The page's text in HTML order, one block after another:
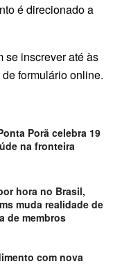
é direcionado a
se inscrever até às
formulário online.
Porã celebra 19
na fronteira
hora no Brasil,
muda realidade de
de membros
com nova